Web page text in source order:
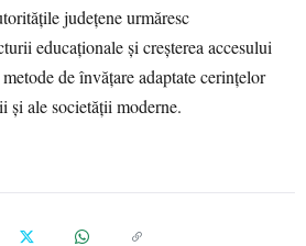
județene urmăresc
educaționale și creșterea accesului
de învățare adaptate cerințelor
și ale societății moderne.